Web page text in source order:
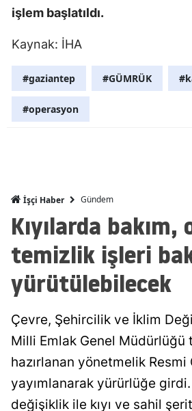
işlem başlatıldı.
Kaynak: İHA
#gaziantep #GÜMRÜK
#operasyon
İşçi Haber Gündem
Kıyılarda bakım,
temizlik işleri
yürütülebilecek
Çevre, Şehircilik ve İklim
Milli Emlak Genel Müdürlüğü
hazırlanan yönetmelik Resmi
yayımlanarak yürürlüğe girdi.
değişiklik ile kıyı ve sahil